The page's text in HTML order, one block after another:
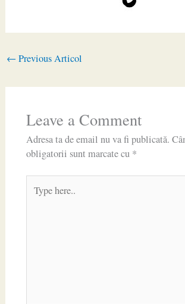
← Previous Articol
Leave a Comment
Adresa ta de email nu va fi publicată.
obligatorii sunt marcate cu *
here..